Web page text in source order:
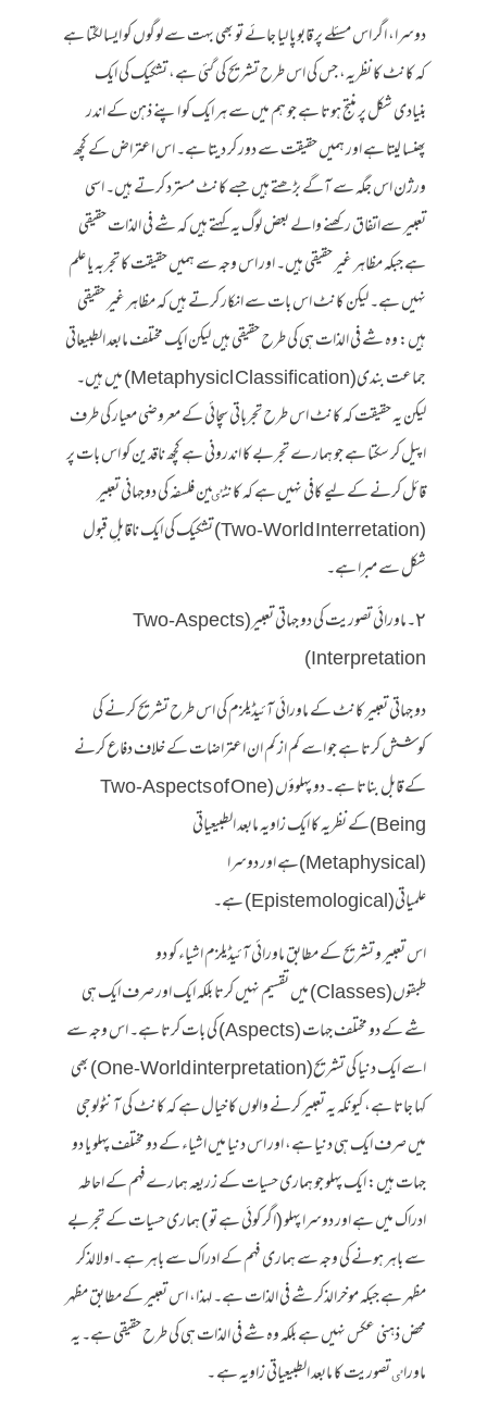
دوسرا، اگر اس مسئلے پر قابو پا لیا جائے تو بھی بہت سے لوگوں کو ایسا لگتا ہے
کہ کانٹ کا نظریہ، جس کی اس طرح تشریح کی گئی ہے، تشکیک کی ایک
بنیادی شکل پر منتج ہوتا ہے جو ہم میں سے ہر ایک کو اپنے ذہن کے اندر
پھنسا لیتا ہے اور ہمیں حقیقت سے دور کر دیتا ہے۔ اس اعتراض کے کچھ
ورژن اس جگہ سے آگے بڑھتے ہیں جسے کانٹ مسترد کرتے ہیں۔ اسی
تعبیر سےاتفاق رکھنے والے بعض لوگ یہ کہتے ہیں کہ شے فی الذات حقیقی
ہے جبکہ مظاہر غیر حقیقی ہیں۔ اور اس وجہ سے ہمیں حقیقت کا تجربہ یا علم
نہیں ہے۔ لیکن کانٹ اس بات سے انکار کرتے ہیں کہ مظاہر غیر حقیقی
ہیں: وہ شے فی الذات ہی کی طرح حقیقی ہیں لیکن ایک مختلف مابعد الطبیعاتی
جماعت بندی(Metaphysicl Classification) میں ہیں۔
لیکن یہ حقیقت کہ کانٹ اس طرح تجرباتی سچائی کے معروضی معیار کی طرف
اپیل کر سکتا ہے جو ہمارے تجربے کا اندرونی ہے کچھ ناقدین کو اس بات پر
قائل کرنے کے لیے کافی نہیں ہے کہ کانٹٸین فلسفہ کی دوجہانی تعبیر
(Two-World Interretation) تشکیک کی ایک ناقابلِ قبول
شکل سے مبرا ہے۔
٢۔ماورائی تصوریت کی دو جہاتی تعبیر(Two-Aspects
Interpretation)
دو جہاتی تعبیر کانٹ کے ماورائی آئیڈیلزم کی اس طرح تشریح کرنے کی
کوشش کرتا ہے جو اسے کم از کم ان اعتراضات کے خلاف دفاع کرنے
کے قابل بناتا ہے۔دو پہلوؤں (Two-Aspects of One
Being)کے نظریہ کا ایک زاویہ مابعد الطبیعیاتی
(Metaphysical)ہے اور دوسرا
علمیاتی(Epistemological) ہے۔
اس تعبیر و تشریح کے مطابق ماورائی آئیڈیلزم اشیاء کو دو
طبقوں(Classes) میں تقسیم نہیں کرتا بلکہ ایک اور صرف ایک ہی
شے کے دو مختلف جہات (Aspects) کی بات کرتا ہے۔ اس وجہ سے
اسے ایک دنیا کی تشریح(One-World interpretation) بھی
کہا جاتا ہے، کیونکہ یہ تعبیر کرنے والوں کا خیال ہے کہ کانٹ کی آنٹولوجی
میں صرف ایک ہی دنیا ہے، اور اس دنیا میں اشیاء کے دو مختلف پہلو یا دو
جہات ہیں: ایک پہلو جو ہماری حسیات کے زریعہ ہمارےفہم کے احاطہ
ادراک میں ہے اور دوسرا پہلو (اگر کوئی ہے تو ) ہماری حسیات کے تجربے
سے باہر ہونے کی وجہ سے ہماری فہم کے ادراک سے باہر ہے ۔اولالذکر
مظہر ہے جبکہ موخرالذکر شے فی الذات ہے۔ لہذا، اس تعبیر کےمطابق مظہر
محض ذہنی عکس نہیں ہے بلکہ وہ شے فی الذات ہی کی طرح حقیقی ہے۔ یہ
ماوراٸ تصوریت کا مابعد الطبیعیاتی زاویہ ہے ۔